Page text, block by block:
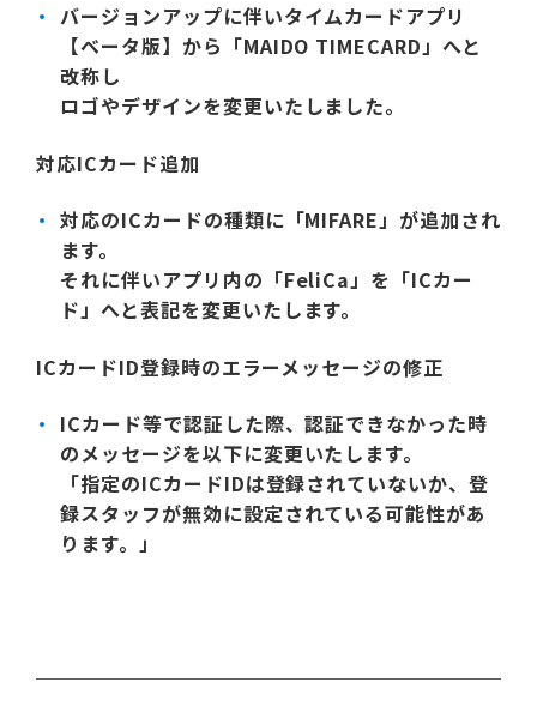
バージョンアップに伴いタイムカードアプリ
【ベータ版】から「MAIDO TIMECARD」へと
改称し
ロゴやデザインを変更いたしました。
対応ICカード追加
対応のICカードの種類に「MIFARE」が追加され
ます。
それに伴いアプリ内の「FeliCa」を「ICカー
ド」へと表記を変更いたします。
ICカードID登録時のエラーメッセージの修正
ICカード等で認証した際、認証できなかった時
のメッセージを以下に変更いたします。
「指定のICカードIDは登録されていないか、登
録スタッフが無効に設定されている可能性があ
ります。」